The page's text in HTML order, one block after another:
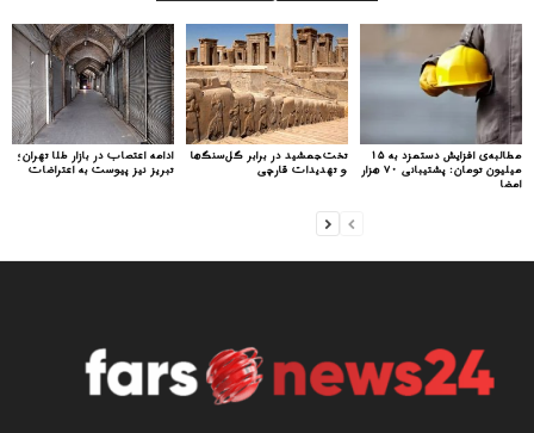
ادامه اعتصاب در بازار طلا تهران؛
تبریز نیز پیوست به اعتراضات
تخت‌جمشید در برابر گل‌سنگ‌ها
و تهدیدات قارچی
مطالبه‌ی افزایش دستمزد به ۱۵
میلیون تومان: پشتیبانی ۷۰ هزار
امضا